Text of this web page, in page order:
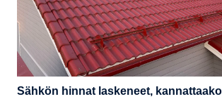
Sähkön hinnat laskeneet,